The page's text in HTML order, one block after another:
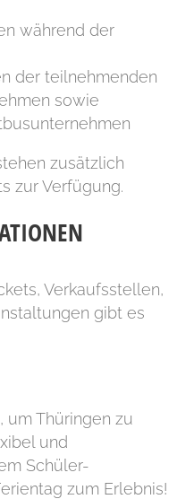
während der
der teilnehmenden
sowie
zusätzlich
zur Verfügung.
Verkaufsstellen,
gibt es
um Thüringen zu
und
Schüler-
zum Erlebnis!